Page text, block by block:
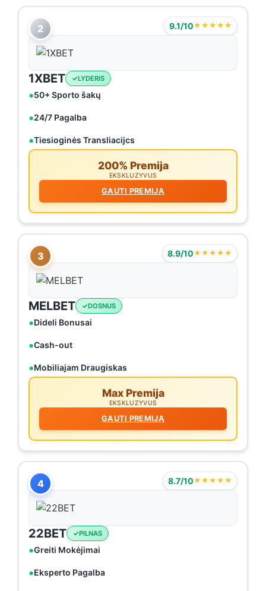
2 9.1/10★★★★★
1XBET LYDERIS
50+ Sporto šakų
24/7 Pagalba
Tiesioginės Transliacijcs
200% Premija
EKSKLUZYVUS
GAUTI PREMIJĄ
3 8.9/10★★★★★
MELBET DOSNUS
Dideli Bonusai
Cash-out
Mobiliajam Draugiskas
Max Premija
EKSKLUZYVUS
GAUTI PREMIJĄ
4 8.7/10★★★★★
22BET PILNAS
Greiti Mokėjimai
Eksperto Pagalba